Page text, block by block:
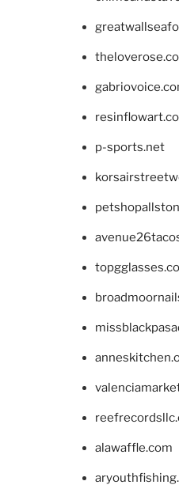
p-sports.net
alawaffle.com